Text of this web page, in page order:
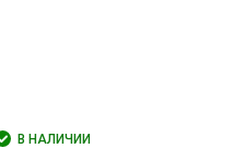
В НАЛИЧИИ